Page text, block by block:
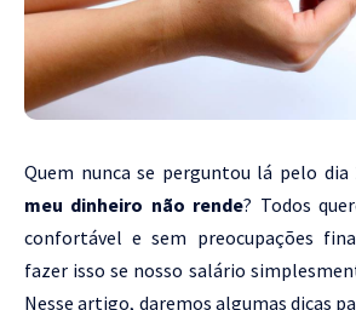
Quem nunca se perguntou lá pelo dia
meu dinheiro não rende? Todos
confortável e sem preocupações
fazer isso se nosso salário
Nesse artigo, daremos algumas dicas